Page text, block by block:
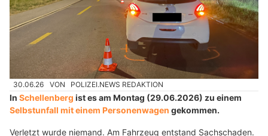
30.06.26 VON POLIZEI.NEWS REDAKTION
In Schellenberg ist es am Montag (29.06.2026) zu einem
Selbstunfall mit einem Personenwagen gekommen.
Verletzt wurde niemand. Am Fahrzeug entstand Sachschaden.